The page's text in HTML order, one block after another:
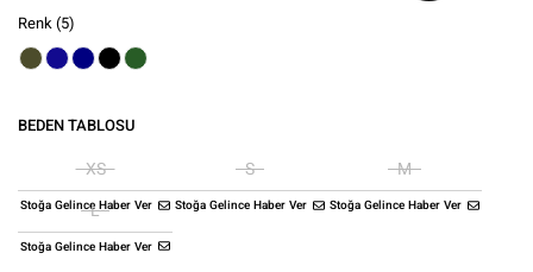
Renk(5)
BEDEN TABLOSU
Stoğa Gelince Haber Ver
XS
Stoğa Gelince Haber Ver
S
Stoğa Gelince Haber Ver
M
Stoğa Gelince Haber Ver
L